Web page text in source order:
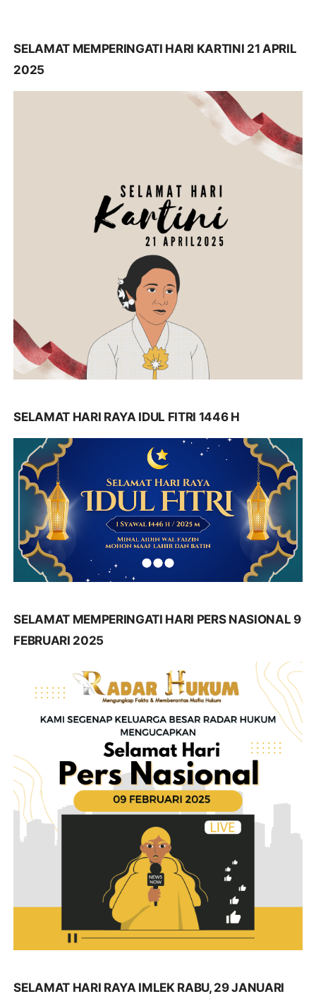
SELAMAT MEMPERINGATI HARI KARTINI 21 APRIL
2025
SELAMAT HARI RAYA IDUL FITRI 1446 H
SELAMAT MEMPERINGATI HARI PERS NASIONAL 9
FEBRUARI 2025
SELAMAT HARI RAYA IMLEK RABU, 29 JANUARI